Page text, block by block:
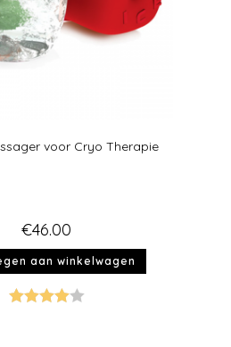
voor Cryo Therapie
€46.00
aan winkelwagen